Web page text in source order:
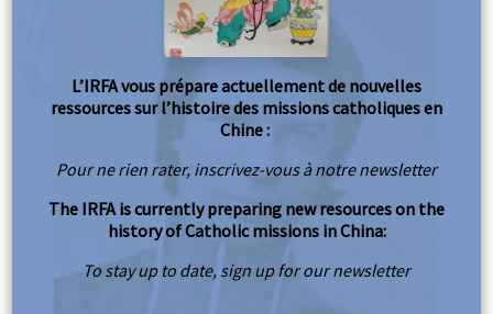
L’IRFA vous prépare actuellement de nouvelles
ressources sur l’histoire des missions catholiques en
Chine :
Pour ne rien rater, inscrivez-vous à notre newsletter
The IRFA is currently preparing new resources on the
history of Catholic missions in China:
To stay up to date, sign up for our newsletter